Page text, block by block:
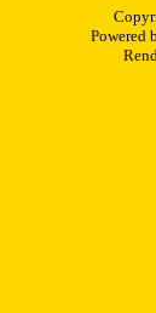
Powered